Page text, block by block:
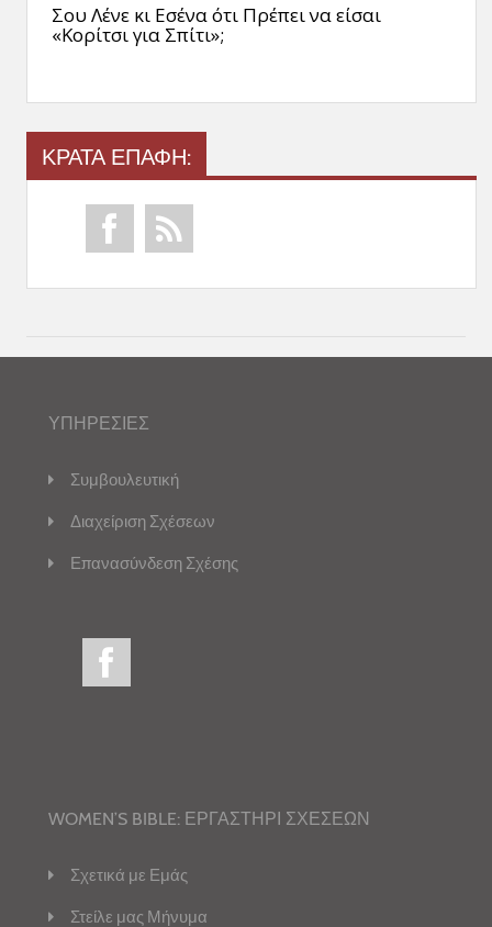
Σου Λένε κι Εσένα ότι Πρέπει να είσαι
«Κορίτσι για Σπίτι»;
ΚΡΑΤΑ ΕΠΑΦΗ:
ΥΠΗΡΕΣΙΕΣ
Συμβουλευτική
Διαχείριση Σχέσεων
Επανασύνδεση Σχέσης
WOMEN’S BIBLE: ΕΡΓΑΣΤΗΡΙ ΣΧΕΣΕΩΝ
Σχετικά με Εμάς
Στείλε μας Μήνυμα